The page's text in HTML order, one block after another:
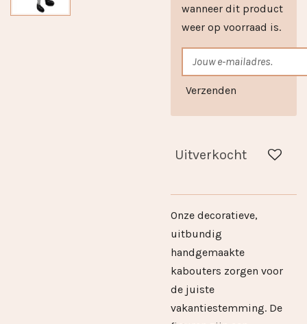
wanneer dit product
weer op voorraad is.
Verzenden
Uitverkocht
Onze decoratieve,
uitbundig
handgemaakte
kabouters zorgen voor
de juiste
vakantiestemming. De